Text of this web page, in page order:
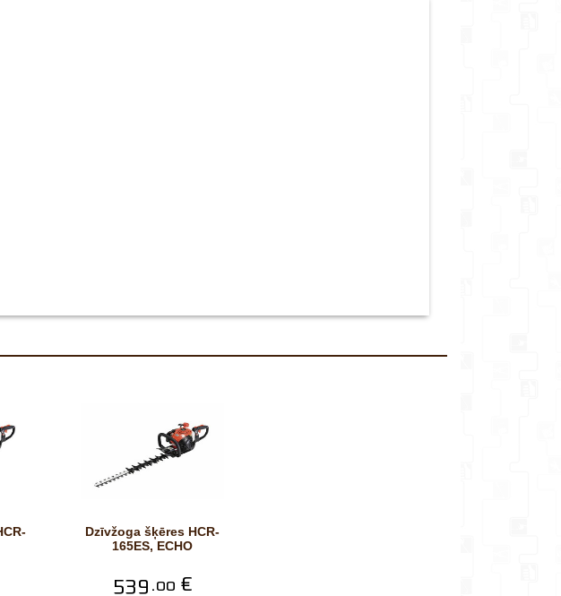
Dzīvžoga šķēres HCR-
165ES, ECHO
539.00 €